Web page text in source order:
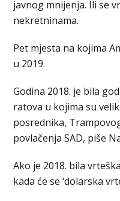
javnog mnijenja. Ili se
nekretninama.
Pet mjesta na kojima
u 2019.
Godina 2018. je bila
ratova u kojima su
posrednika,
povlačenja SAD, piše
Ako je 2018. bila
kada će se ‘dolarska